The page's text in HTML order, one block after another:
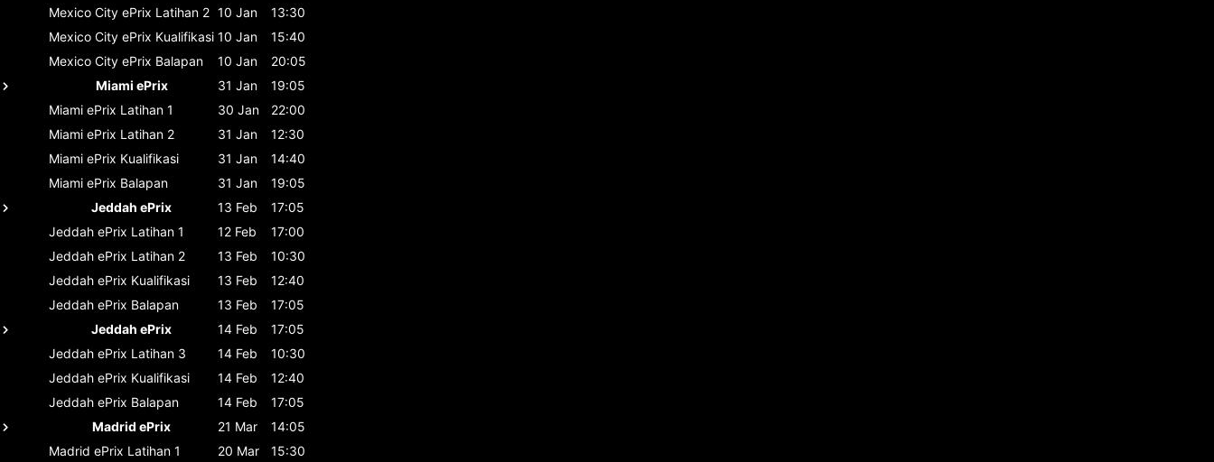
Mexico City ePrix Latihan 2 10 Jan
13:30
Mexico City ePrix Kualifikasi 10 Jan
15:40
Mexico City ePrix Balapan 10 Jan
20:05
Miami ePrix
31 Jan
19:05
Miami ePrix Latihan 1 30 Jan
22:00
Miami ePrix Latihan 2 31 Jan
12:30
Miami ePrix Kualifikasi 31 Jan
14:40
Miami ePrix Balapan 31 Jan
19:05
Jeddah ePrix
13 Feb
17:05
Jeddah ePrix Latihan 1 12 Feb
17:00
Jeddah ePrix Latihan 2 13 Feb
10:30
Jeddah ePrix Kualifikasi 13 Feb
12:40
Jeddah ePrix Balapan 13 Feb
17:05
Jeddah ePrix
14 Feb
17:05
Jeddah ePrix Latihan 3 14 Feb
10:30
Jeddah ePrix Kualifikasi 14 Feb
12:40
Jeddah ePrix Balapan 14 Feb
17:05
Madrid ePrix
21 Mar
14:05
Madrid ePrix Latihan 1 20 Mar
15:30